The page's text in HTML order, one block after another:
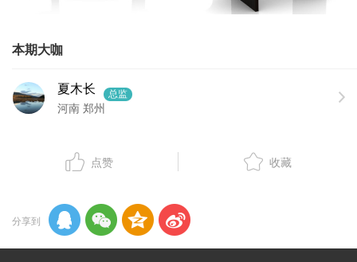
本期大咖
夏木长 总监
河南 郑州
点赞 收藏
分享到